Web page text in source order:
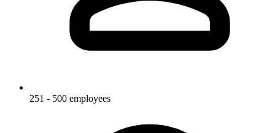
251 - 500 employees